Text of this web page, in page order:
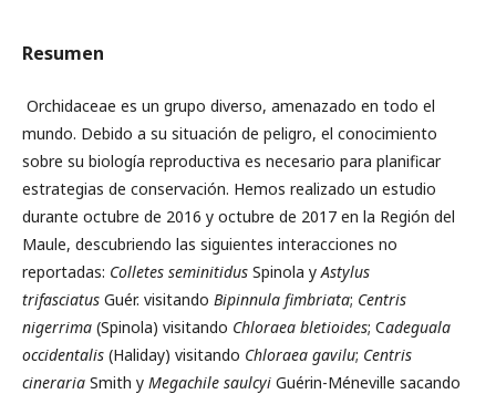
Resumen
Orchidaceae es un grupo diverso, amenazado en todo el
mundo. Debido a su situación de peligro, el conocimiento
sobre su biología reproductiva es necesario para planificar
estrategias de conservación. Hemos realizado un estudio
durante octubre de 2016 y octubre de 2017 en la Región del
Maule, descubriendo las siguientes interacciones no
reportadas: Colletes seminitidus Spinola yAstylus
trifasciatus Guér. visitando Bipinnula fimbriata; Centris
nigerrima (Spinola) visitando Chloraea bletioides; Cadeguala
occidentalis (Haliday) visitando Chloraea gavilu; Centris
cineraria Smith y Megachile saulcyi Guérin-Méneville sacando